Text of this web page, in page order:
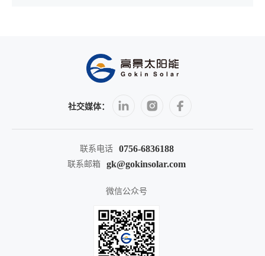
社交媒体：
联系电话 0756-6836188
联系邮箱 gk@gokinsolar.com
微信公众号